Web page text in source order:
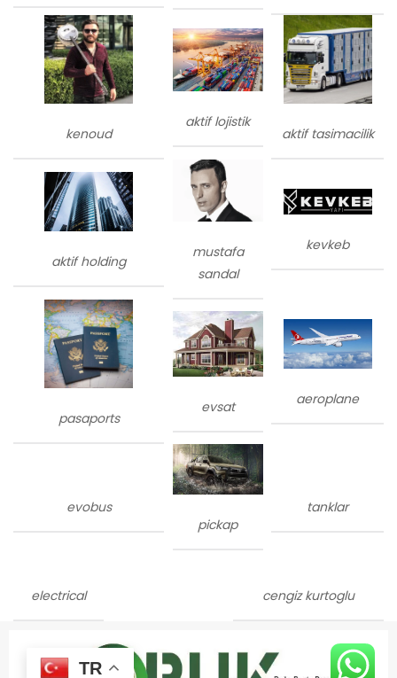
kenoud
aktif lojistik
aktif tasimacilik
aktif holding
mustafa
sandal
kevkeb
pasaports
evsat aeroplane
evobus
pickap
tanklar
electrical cengiz kurtoglu